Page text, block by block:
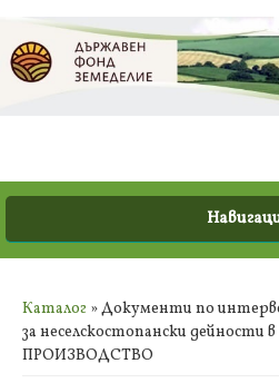
Вие сте тук
Каталог » Документи по
за неселскостопански дейности
ПРОИЗВОДСТВО